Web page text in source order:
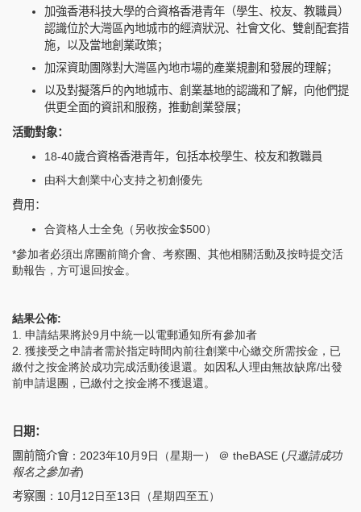
加強香港科技大學的合資格香港青年（學生、校友、教職員）
認識位於大灣區內地城市的經濟狀況、社會文化、雙創配套措
施，以及當地創業政策；
加深資助團隊對大灣區內地市場的產業規劃和發展的理解；
以及對擬落戶的內地城市、創業基地的認識和了解，向他們提
供更全面的資訊和服務，推動創業發展；
活動對象：
18-40歲合資格香港青年，包括本校學生、校友和教職員
由科大創業中心支持之初創優先
費用：
合資格人士全免（另收按金$500）
*參加者必須出席團前簡介會、考察團、其他相關活動及按時提交活
動報告，方可退回按金。
結果公佈:
1. 申請結果將於9月中統一以電郵通知所有參加者
2. 獲接受之申請者需於指定時間內前往創業中心繳交所需按金，已
繳付之按金將於成功完成活動後退還。如因私人理由無故缺席/出發
前申請退團，已繳付之按金將不獲退還。
日期：
團前簡介會 ：2023年10月9日（星期一） ＠ theBASE (只邀請成功
報名之參加者)
考察團 ： 10月 12日至13日（星期四至五）